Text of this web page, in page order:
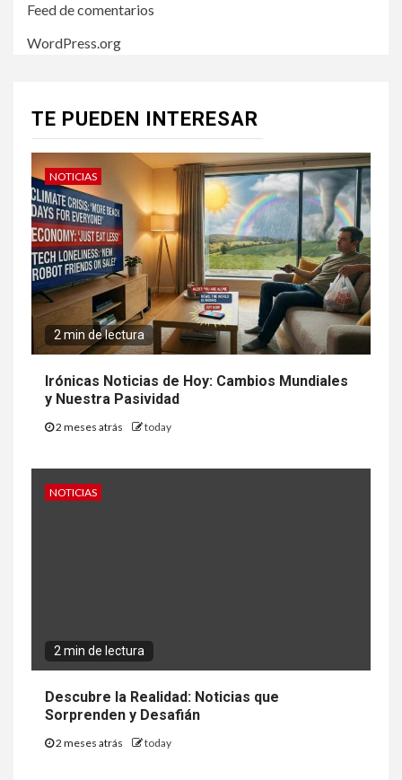
Feed de comentarios
WordPress.org
TE PUEDEN INTERESAR
NOTICIAS
2 min de lectura
Irónicas Noticias de Hoy: Cambios Mundiales
y Nuestra Pasividad
2 meses atrás today
NOTICIAS
2 min de lectura
Descubre la Realidad: Noticias que
Sorprenden y Desafián
2 meses atrás today